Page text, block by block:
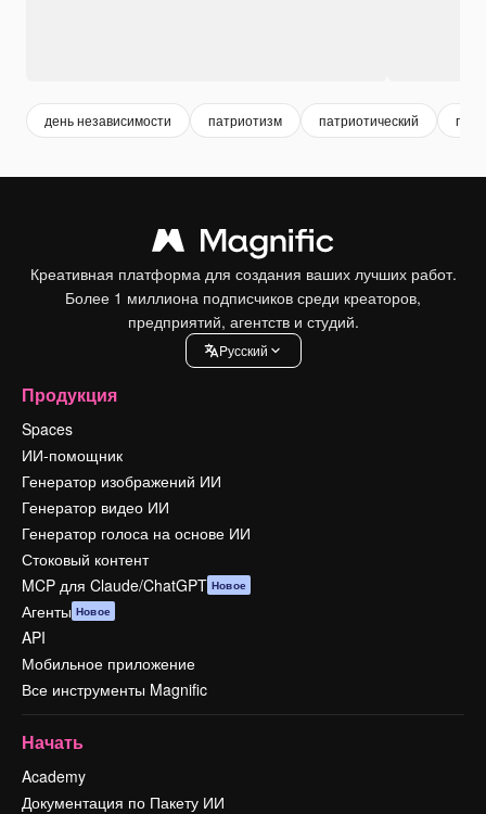
день независимости патриотизм патриотический
Креативная платформа для создания ваших лучших работ.
Более 1 миллиона подписчиков среди креаторов,
предприятий, агентств и студий.
Pусский
Продукция
Spaces
ИИ-помощник
Генератор изображений ИИ
Генератор видео ИИ
Генератор голоса на основе ИИ
Стоковый контент
MCP для Claude/ChatGPT Новое
Агенты Новое
API
Мобильное приложение
Все инструменты Magnific
Начать
Academy
Документация по Пакету ИИ